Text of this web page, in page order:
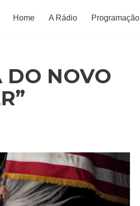
Home A Rádio Programação
DO NOVO